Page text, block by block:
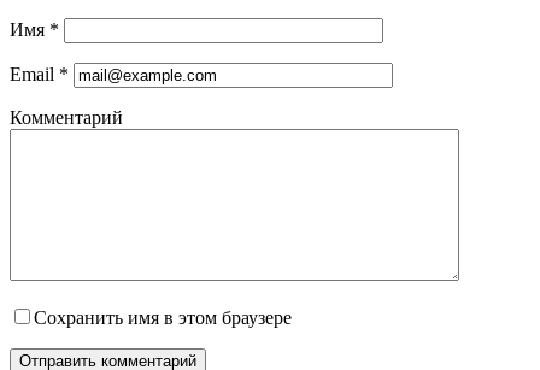
Имя *
Email *
Комментарий
Сохранить имя в этом браузере